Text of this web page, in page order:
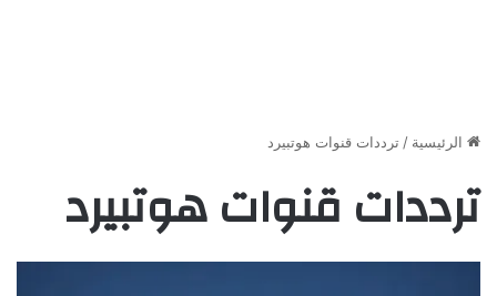
الرئيسية / ترددات قنوات هوتبيرد
ترددات قنوات هوتبيرد